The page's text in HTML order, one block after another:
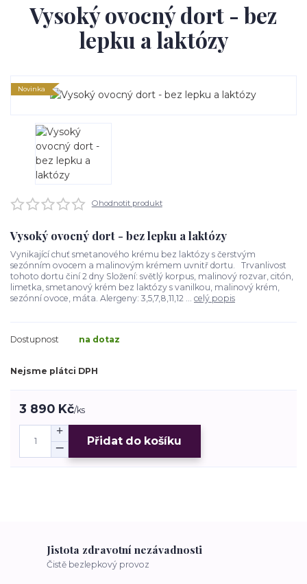
Vysoký ovocný dort - bez
lepku a laktózy
Novinka
Ohodnotit produkt
Vysoký ovocný dort - bez lepku a laktózy
Vynikající chuť smetanového krému bez laktózy s čerstvým
sezónním ovocem a malinovým krémem uvnitř dortu. Trvanlivost
tohoto dortu činí 2 dny Složení: světlý korpus, malinový rozvar, citón,
limetka, smetanový krém bez laktózy s vanilkou, malinový krém,
sezónní ovoce, máta. Alergeny: 3,5,7,8,11,12 ... celý popis
Dostupnost na dotaz
Nejsme plátci DPH
3 890 Kč/ks
Přidat do košíku
Jistota zdravotní nezávadnosti
Čistě bezlepkový provoz